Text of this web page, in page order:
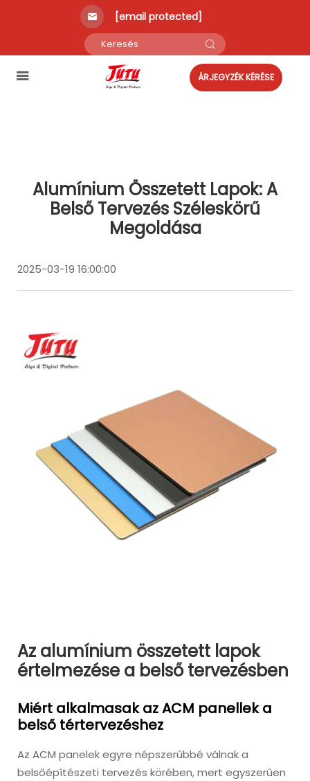
[email protected]
ÁRJEGYZÉK KÉRÉSE
Alumínium Összetett Lapok: A
Belső Tervezés Széleskörű
Megoldása
2025-03-19 16:00:00
Az alumínium összetett lapok
értelmezése a belső tervezésben
Miért alkalmasak az ACM panellek a
belső tértervezéshez
Az ACM panelek egyre népszerűbbé válnak a
belsőépítészeti tervezés körében, mert egyszerűen